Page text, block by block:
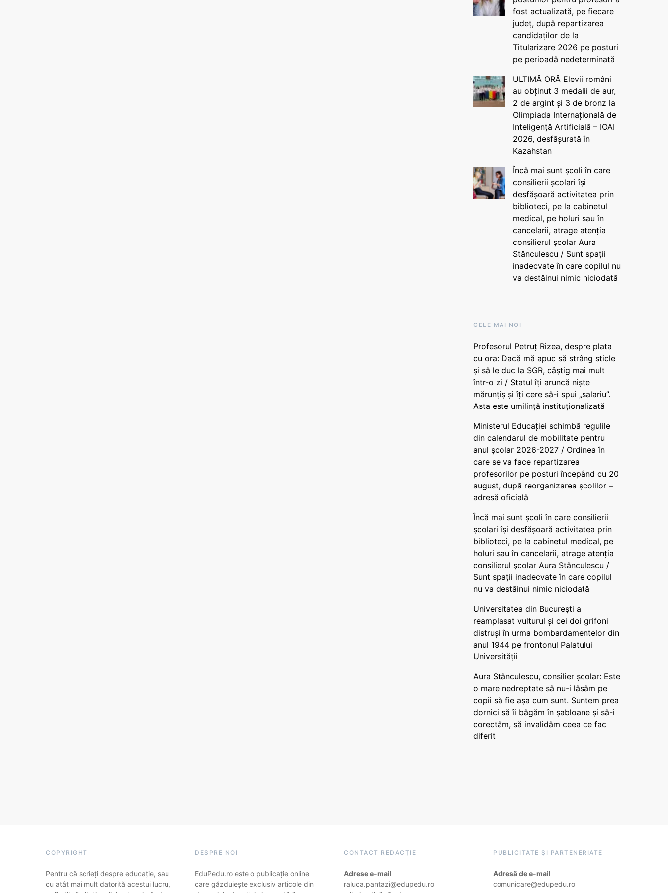
fost actualizată, pe fiecare
județ, după repartizarea
candidaților de la
Titularizare 2026 pe posturi
pe perioadă nedeterminată
ULTIMĂ ORĂ Elevii români
au obținut 3 medalii de aur,
2 de argint și 3 de bronz la
Olimpiada Internațională de
Inteligență Artificială – IOAI
2026, desfășurată în
Kazahstan
Încă mai sunt școli în care
consilierii școlari își
desfășoară activitatea prin
biblioteci, pe la cabinetul
medical, pe holuri sau în
cancelarii, atrage atenția
consilierul școlar Aura
Stănculescu / Sunt spații
inadecvate în care copilul nu
va destăinui nimic niciodată
CELE MAI NOI
Profesorul Petruț Rizea, despre plata
cu ora: Dacă mă apuc să strâng sticle
și să le duc la SGR, câștig mai mult
într-o zi / Statul îți aruncă niște
mărunțiș și îți cere să-i spui „salariu”.
Asta este umilință instituționalizată
Ministerul Educației schimbă regulile
din calendarul de mobilitate pentru
anul școlar 2026-2027 / Ordinea în
care se va face repartizarea
profesorilor pe posturi începând cu 20
august, după reorganizarea școlilor –
adresă oficială
Încă mai sunt școli în care consilierii
școlari își desfășoară activitatea prin
biblioteci, pe la cabinetul medical, pe
holuri sau în cancelarii, atrage atenția
consilierul școlar Aura Stănculescu /
Sunt spații inadecvate în care copilul
nu va destăinui nimic niciodată
Universitatea din București a
reamplasat vulturul și cei doi grifoni
distruși în urma bombardamentelor din
anul 1944 pe frontonul Palatului
Universității
Aura Stănculescu, consilier școlar: Este
o mare nedreptate să nu-i lăsăm pe
copii să fie așa cum sunt. Suntem prea
dornici să îi băgăm în șabloane și să-i
corectăm, să invalidăm ceea ce fac
diferit
COPYRIGHT
Pentru că scrieți despre educație, sau
cu atât mai mult datorită acestui lucru,
DESPRE NOI
EduPedu.ro este o publicație online
care găzduiește exclusiv articole din
CONTACT REDACȚIE
Adrese e-mail
raluca.pantazi@edupedu.ro
PUBLICITATE ȘI PARTENERIATE
Adresă de e-mail
comunicare@edupedu.ro